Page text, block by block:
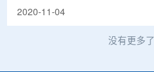
2020-11-04
没有更多了